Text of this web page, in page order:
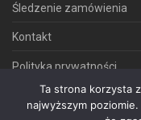
Śledzenie zamówienia
Kontakt
Polityka prywatności
Regulamin sklepu
Ta strona korzysta
najwyższym